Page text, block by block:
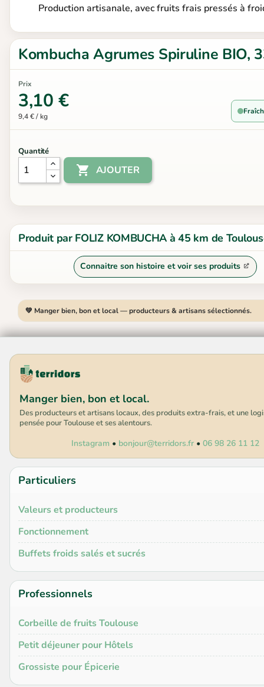
Production artisanale, avec fruits frais pressés à
Kombucha Agrumes Spiruline BIO,
Prix
3,10 €
9,4 € / kg
Quantité
 AJOUTER
Produit par FOLIZ KOMBUCHA à 45 km de
Connaitre son histoire et voir ses produits
💚 Manger bien, bon et local — producteurs & artisans sélectionnés.
Manger bien, bon et local.
Des producteurs et artisans locaux, des produits extra-frais, et une
pensée pour Toulouse et ses alentours.
Instagram • bonjour@terridors.fr• 06 98 26 11 12
Particuliers
Valeurs et producteurs
Fonctionnement
Buffets froids salés et sucrés
Professionnels
Corbeille de fruits Toulouse
Petit déjeuner pour Hôtels
Grossiste pour Épicerie